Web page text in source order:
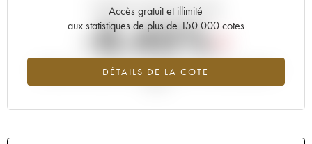
Accès gratuit et illimité
aux statistiques de plus de 150 000 cotes
DÉTAILS DE LA COTE
Tendance actuelle de la cote
-0.45%
Tendance à la baisse du millésime 2006 en 2026 par rapport à